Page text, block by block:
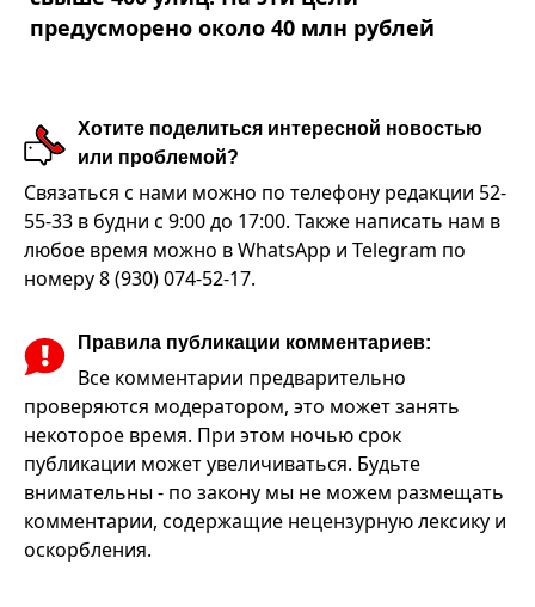
предусморено около 40 млн рублей
Хотите поделиться интересной новостью
или проблемой?
Связаться с нами можно по телефону редакции 52-
55-33 в будни с 9:00 до 17:00. Также написать нам в
любое время можно в WhatsApp и Telegram по
номеру 8 (930) 074-52-17.
Правила публикации комментариев:
Все комментарии предварительно
проверяются модератором, это может занять
некоторое время. При этом ночью срок
публикации может увеличиваться. Будьте
внимательны - по закону мы не можем размещать
комментарии, содержащие нецензурную лексику и
оскорбления.